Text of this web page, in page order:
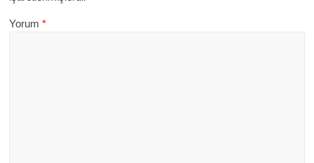
Yorum*